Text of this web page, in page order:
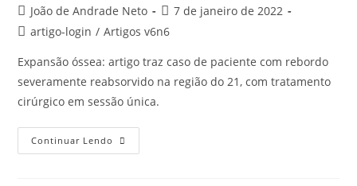
João de Andrade Neto
7 de janeiro de 2022
artigo-login / Artigos v6n6
Expansão óssea: artigo traz caso de paciente com rebordo
severamente reabsorvido na região do 21, com tratamento
cirúrgico em sessão única.
Continuar Lendo